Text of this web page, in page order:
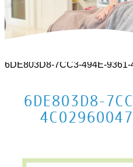
6DE803D8-7CC3-494E-
6DE803D8-